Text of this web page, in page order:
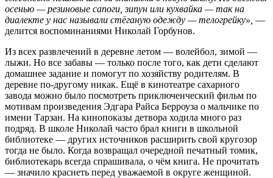
осенью — резиновые сапоги, зипун или кухвайка — так на
диалекте у нас называли стёганую одежду — телогрейку», —
делится воспоминаниями Николай Горбунов.
Из всех развлечений в деревне летом — волейбол, зимой —
лыжи. Но все забавы — только после того, как дети сделают
домашнее задание и помогут по хозяйству родителям. В
деревне по-другому никак. Ещё в кинотеатре сахарного
завода можно было посмотреть приключенческий фильм по
мотивам произведения Эдгара Райса Берроуза о мальчике по
имени Тарзан. На кинопоказы детвора ходила много раз
подряд. В школе Николай часто брал книги в школьной
библиотеке — других источников расширить свой кругозор
тогда не было. Когда возвращал очередной печатный томик,
библиотекарь всегда спрашивала, о чём книга. Не прочитать
— значило краснеть перед уважаемой в округе женщиной.